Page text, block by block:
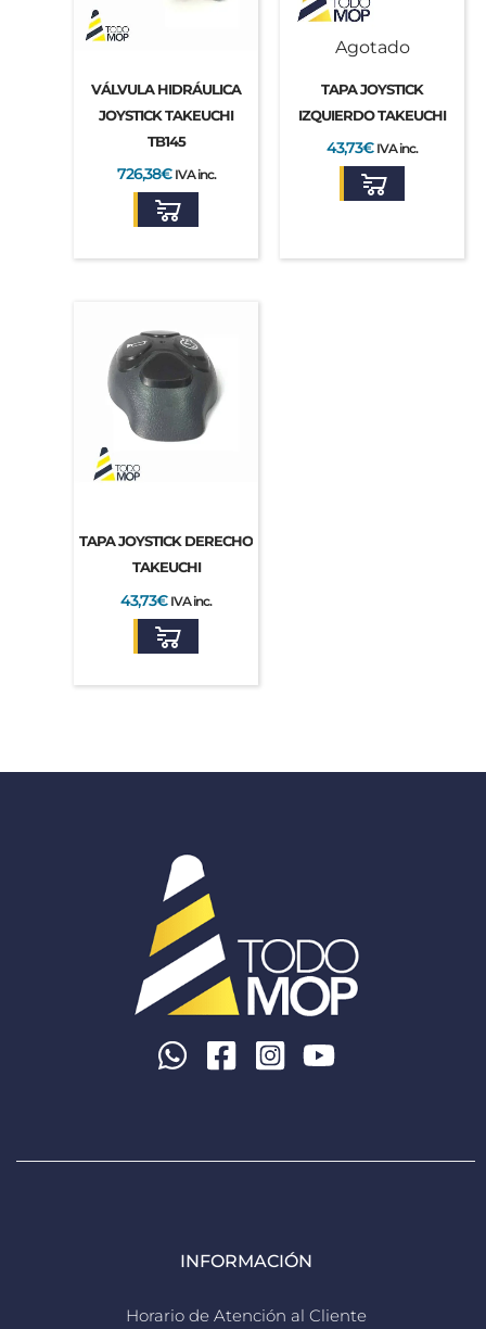
VÁLVULA HIDRÁULICA
JOYSTICK TAKEUCHI
TB145
726,38€ IVA inc.
Agotado
TAPA JOYSTICK
IZQUIERDO TAKEUCHI
43,73€ IVA inc.
TAPA JOYSTICK DERECHO
TAKEUCHI
43,73€ IVA inc.
INFORMACIÓN
Horario de Atención al Cliente